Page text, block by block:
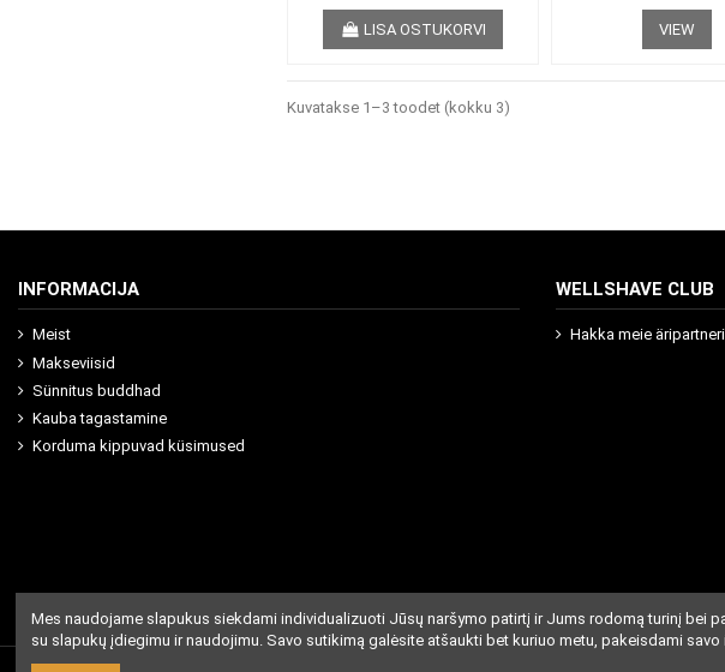
LISA OSTUKORVI VIEW
Kuvatakse 1–3 toodet (kokku 3)
INFORMACIJA
Meist
Makseviisid
Sünnitus buddhad
Kauba tagastamine
Korduma kippuvad küsimused
WELLSHAVE CLUB
Hakka meie
Mes naudojame slapukus siekdami individualizuoti Jūsų naršymo patirtį ir Jums rodomą turinį bei
su slapukų įdiegimu ir naudojimu. Savo sutikimą galėsite atšaukti bet kuriuo metu, pakeisdami